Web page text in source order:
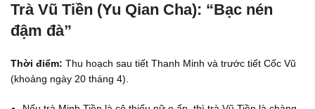
Trà Vũ Tiền (Yu Qian Cha): “Bạc nén
đậm đà”
Thời điểm: Thu hoạch sau tiết Thanh Minh và trước tiết Cốc Vũ
(khoảng ngày 20 tháng 4).